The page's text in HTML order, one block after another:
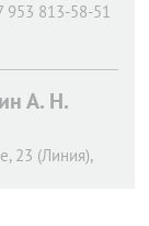
953 813-58-51
А. Н.
23 (Линия),